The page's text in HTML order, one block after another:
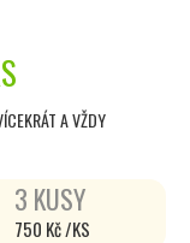
A VŽDY
3 KUSY
750 Kč /KS